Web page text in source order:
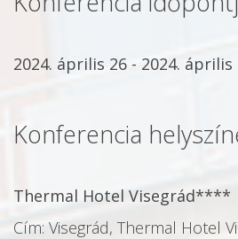
2024. április 26 - 2024. április
Konferencia
Thermal Hotel Visegrád****
Cím: Visegrád, Thermal Hotel